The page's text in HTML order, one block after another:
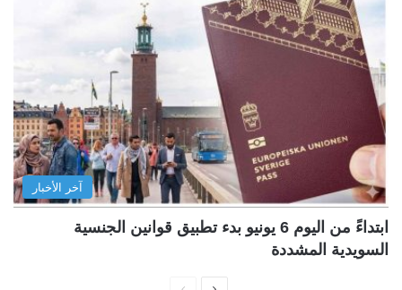
آخر الأخبار
ابتداءً من اليوم 6 يونيو بدء تطبيق قوانين الجنسية
السويدية المشددة